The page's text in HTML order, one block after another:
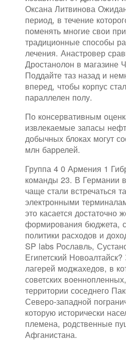
Оксана Литвинова
период, в течение
поменять многие свои
традиционные способы
лечения. Анастровер
Дростанолон в магазине
Поддайте таз назад и
вперед, чтобы корпус
параллелен полу.
По консервативным
извлекаемые запасы
добычных блоках могут
млн баррелей.
Группа 4 0 Армения 1
команды 23. В Германии
чаще стали встречаться
электронными
это касается достаточно
формирования бюджета,
политики расходов и
SP labs Рославль,
Египетский
лагерей моджахедов, в
советских
территории соседнего
Северо-западной
которую исторически
племена, родственные
Афганистана.